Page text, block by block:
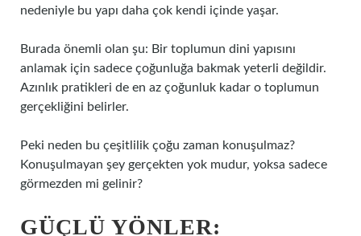
nedeniyle bu yapı daha çok kendi içinde yaşar.
Burada önemli olan şu: Bir toplumun dini yapısını
anlamak için sadece çoğunluğa bakmak yeterli değildir.
Azınlık pratikleri de en az çoğunluk kadar o toplumun
gerçekliğini belirler.
Peki neden bu çeşitlilik çoğu zaman konuşulmaz?
Konuşulmayan şey gerçekten yok mudur, yoksa sadece
görmezden mi gelinir?
GÜÇLÜ YÖNLER: